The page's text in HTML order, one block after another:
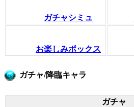
ガチャシミュ
お楽しみボックス
ガチャ/降臨キャラ
ガチャ